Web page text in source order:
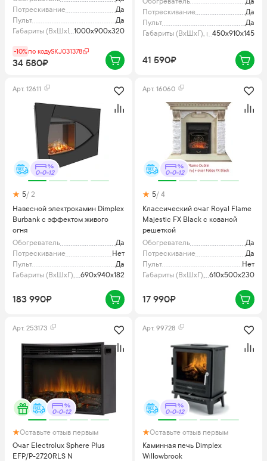
Потрескивание
Да
Пульт
Да
Габариты (ВхШхГ), мм1000x900x320
-10%по кодуSKJ031378
34 580₽
Потрескивание
Да
Пульт
Да
Габариты (ВхШхГ), мм450х910х145
41 590₽
Арт. 12611
0-0-12
5/ 2
Навесной электрокамин Dimplex
Burbank с эффектом живого
огня
Обогреватель
Да
Потрескивание
Нет
Пульт
Да
Габариты (ВхШхГ), мм690х940х182
183 990₽
Арт. 16060
0-0-12
5/ 4
Классический очаг Royal Flame
Majestic FX Black с кованой
решеткой
Обогреватель
Да
Потрескивание
Да
Пульт
Нет
Габариты (ВхШхГ), мм610x500x230
17 990₽
Арт. 253173
0-0-12
Оставьте отзыв первым
Очаг Electrolux Sphere Plus
EFP/P-2720RLS N
Арт. 99728
0-0-12
Оставьте отзыв первым
Каминная печь Dimplex
Willowbrook